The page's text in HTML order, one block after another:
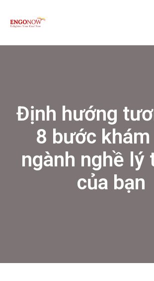
Định hướng
8 bước khám
ngành nghề lý
của bạn